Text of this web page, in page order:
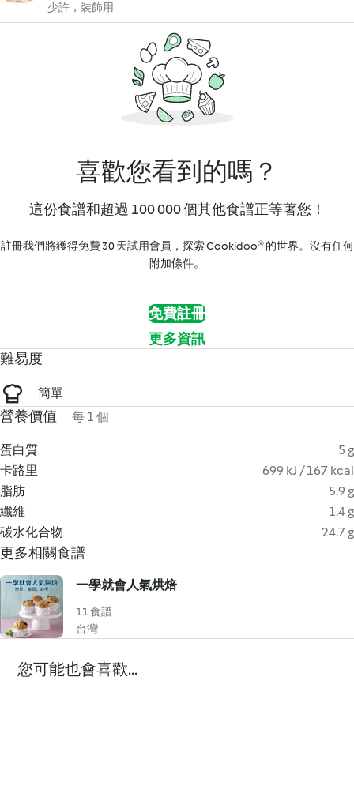
少許，裝飾用
喜歡您看到的嗎？
這份食譜和超過 100 000 個其他食譜正等著您！
註冊我們將獲得免費 30 天試用會員，探索 Cookidoo® 的世界。沒有任何
附加條件。
免費註冊
更多資訊
難易度
簡單
營養價值 每 1 個
蛋白質
5 g
卡路里
699 kJ / 167 kcal
脂肪
5.9 g
纖維
1.4 g
碳水化合物
24.7 g
更多相關食譜
一學就會人氣烘焙
11 食譜
台灣
您可能也會喜歡...